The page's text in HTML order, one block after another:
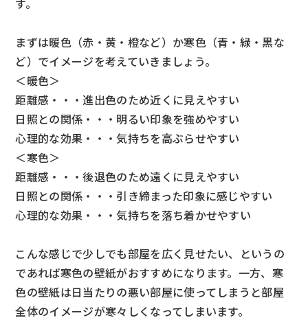
まずは暖色（赤・黄・橙など）か寒色（青・緑・黒な
ど）でイメージを考えていきましょう。
＜暖色＞
距離感・・・進出色のため近くに見えやすい
日照との関係・・・明るい印象を強めやすい
心理的な効果・・・気持ちを高ぶらせやすい
＜寒色＞
距離感・・・後退色のため遠くに見えやすい
日照との関係・・・引き締まった印象に感じやすい
心理的な効果・・・気持ちを落ち着かせやすい
こんな感じで少しでも部屋を広く見せたい、というの
であれば寒色の壁紙がおすすめになります。一方、寒
色の壁紙は日当たりの悪い部屋に使ってしまうと部屋
全体のイメージが寒々しくなってしまいます。